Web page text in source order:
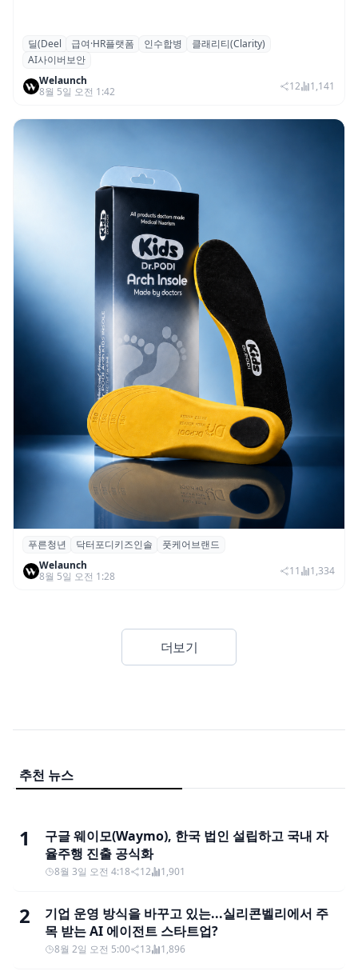
글로벌 HR 플랫폼 딜(Deel), ARR 15억 달러
돌파…AI 보안 역량 강화
딜(Deel 급여·HR플랫폼 인수합병
클래리티(Clarity)
AI사이버보안
Welaunch
8월 5일 오전 1:42
12 1,141
푸른청년, 성장기 아동 발 건강 위한 ‘닥터포
디 키즈 인솔’ 출시
푸른청년 닥터포디키즈인솔
풋케어브랜드
Welaunch
8월 5일 오전 1:28
11 1,334
더보기
추천 뉴스
1
구글 웨이모(Waymo), 한국 법인 설립하고 국내 자
율주행 진출 공식화
8월 3일 오전 4:18 12 1,901
2
기업 운영 방식을 바꾸고 있는...실리콘벨리에서 주
목 받는 AI 에이전트 스타트업?
8월 2일 오전 5:00 13 1,896